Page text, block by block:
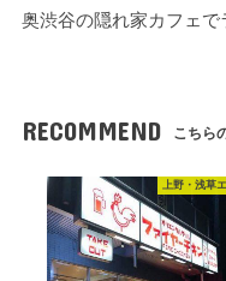
奥渋谷の隠れ家カフェ
RECOMMEND こちら
上野・浅草